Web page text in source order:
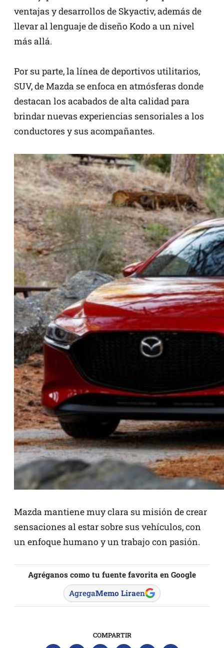
ventajas y desarrollos de Skyactiv, además de
llevar al lenguaje de diseño Kodo a un nivel
más allá.
Por su parte, la línea de deportivos utilitarios,
SUV, de Mazda se enfoca en atmósferas donde
destacan los acabados de alta calidad para
brindar nuevas experiencias sensoriales a los
conductores y sus acompañantes.
Mazda mantiene muy clara su misión de crear
sensaciones al estar sobre sus vehículos, con
un enfoque humano y un trabajo con pasión.
Agréganos como tu fuente favorita en Google
AgregaMemo Liraen
COMPARTIR